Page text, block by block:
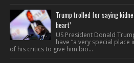
Trump trolled for saying
heart’
US President Donald
have “a very special
of his critics to give him bio...